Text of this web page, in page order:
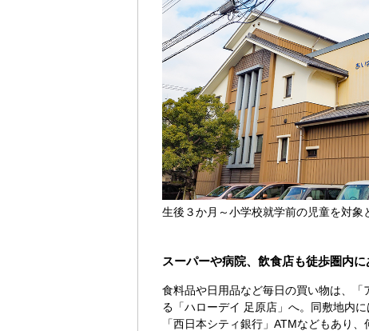
生後３か月～小学校就学前の児童を対象
スーパーや病院、飲食店も徒歩圏内
食料品や日用品など毎日の買い物は、
る「ハローデイ 足原店」へ。同敷地内
「西日本シティ銀行」ATMなどもあり